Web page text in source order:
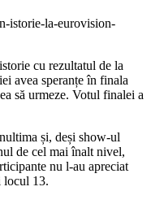
cu rezultatul de la
avea speranțe în finala
să urmeze. Votul finalei a
și, deși show-ul
de cel mai înalt nivel,
nu l-au apreciat
locul 13.